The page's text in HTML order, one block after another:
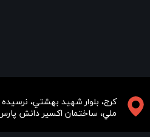
​​​كرج، بلوار شهيد بهشتي،
ملي، ساختمان اكسير دانش